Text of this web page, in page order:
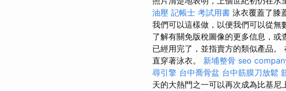
油壓 記帳士 考試用書 泳衣覆蓋了膝
我們可以這樣做，以便我們可以從無
了解有關免版稅圖像的更多信息，或
已經用完了，並指賣方的類似產品
直穿著泳衣。 新埔整骨 seo
尋引擎 台中喬骨盆 台中筋膜刀放鬆
天的大熱門之一可以再次成為比基尼